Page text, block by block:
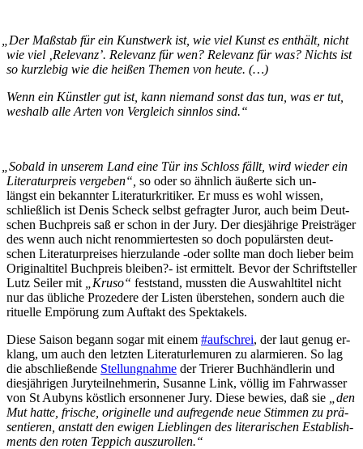
Der Maß­stab für ein Kunst­werk ist, wie viel Kunst es ent­hält, nicht
wie viel ‚Re­le­vanz’. Re­le­vanz für wen? Re­le­vanz für was? Nichts ist
so kurz­le­big wie die hei­ßen The­men von heute. (…)
Wenn ein Künst­ler gut ist, kann nie­mand sonst das tun, was er tut,
wes­halb al­le Ar­ten von Ver­gleich sinn­los sind.“
So­bald in un­se­rem Land ei­ne Tür ins Schloss fällt, wird wie­der ein
Li­te­ra­tur­preis ver­ge­ben“, so oder so ähn­lich äu­ßer­te sich un­
längst ein be­kann­ter Li­te­ra­tur­kri­ti­ker. Er muss es wohl wis­sen,
schließ­lich ist De­nis Scheck selbst ge­frag­ter Ju­ror, auch beim Deut­
schen Buch­preis saß er schon in der Ju­ry. Der dies­jäh­ri­ge Preis­trä­ger
des wenn auch nicht re­nom­mier­tes­ten so doch po­pu­lärs­ten deut­
schen Li­te­ra­tur­prei­ses hier­zu­lan­de ‑oder soll­te man doch lie­ber beim
Ori­gi­nal­ti­tel Buch­preis blei­ben?- ist er­mit­telt. Be­vor der Schrift­stel­ler
Lutz Sei­ler mit
„Kru­so“ fest­stand, muss­ten die Aus­wahl­ti­tel nicht
nur das üb­li­che Pro­ze­de­re der Lis­ten über­ste­hen, son­dern auch die
ri­tu­el­le Em­pö­rung zum Auf­takt des Spektakels.
Die­se Sai­son be­gann so­gar mit ei­nem #auf­schrei, der laut ge­nug er­
klang, um auch den letz­ten Li­te­ra­tur­le­mu­ren zu alar­mie­ren. So lag
die ab­schlie­ßen­de Stel­lung­nah­me der Trie­rer Buch­händ­le­rin und
dies­jäh­ri­gen Ju­ry­teil­neh­me­rin, Su­san­ne Link, völ­lig im Fahr­was­ser
von St Au­byns köst­lich er­son­ne­ner Ju­ry. Die­se be­wies, daß sie
„den
Mut hat­te, fri­sche, ori­gi­nel­le und auf­re­gen­de neue Stim­men zu prä­
sen­tie­ren, an­statt den ewi­gen Lieb­lin­gen des li­te­ra­ri­schen Es­tab­lish­
ments den ro­ten Tep­pich auszurollen.“